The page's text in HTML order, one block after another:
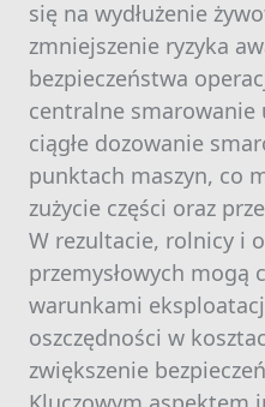
się na wydłużenie
zmniejszenie ryzyka
bezpieczeństwa
centralne smarowanie
ciągłe dozowanie
punktach maszyn, co
zużycie części oraz
W rezultacie, rolnicy i
przemysłowych mogą
warunkami
oszczędności w
zwiększenie